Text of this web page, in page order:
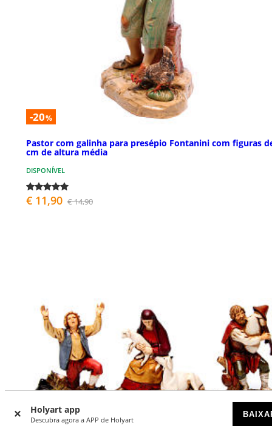
Holyart app
Descubra agora a APP de Holyart
-20%
Pastor com galinha para presépio Fontanini com figuras
cm de altura média
DISPONÍVEL
€ 11,90 € 14,90